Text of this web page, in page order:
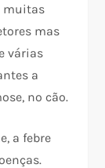
muitas
mas
várias
a
no cão.
a febre